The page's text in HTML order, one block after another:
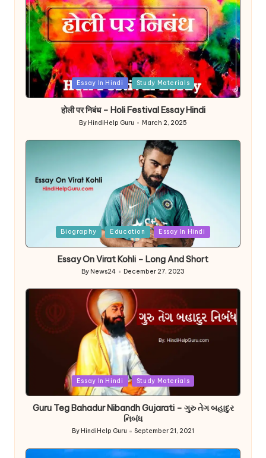
Posted
Essay In Hindi Study Materials
होली पर निबंध – Holi Festival Essay Hindi
Posted
By HindiHelp Guru March 2, 2025
Biography Education Essay In Hindi
Essay On Virat Kohli – Long And Short
Posted
by
By News24 December 27, 2023
Essay In Hindi Study Materials
Guru Teg Bahadur Nibandh Gujarati – ગુરુ તેગ બહાદુર
નિબંધ
Posted
By HindiHelp Guru September 21, 2021